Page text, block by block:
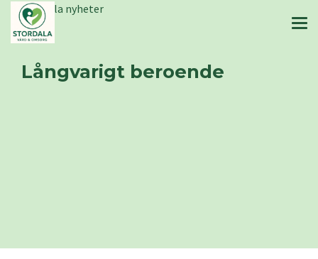
Stordala nyheter
Långvarigt beroende